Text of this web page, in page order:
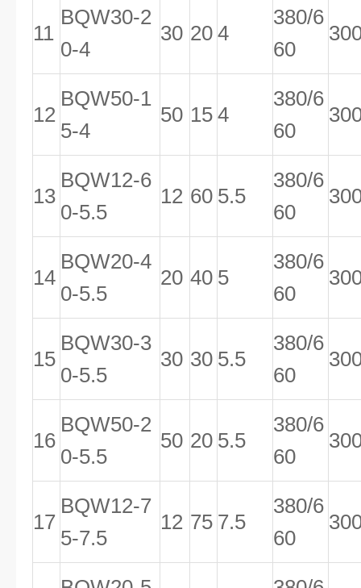
11
BQW30-2
0-4
30 20 4
380/6
60
12
BQW50-1
5-4
50 15 4
380/6
60
13
BQW12-6
0-5.5
12 60 5.5
380/6
60
14
BQW20-4
0-5.5
20 40 5
380/6
60
15
BQW30-3
0-5.5
30 30 5.5
380/6
60
16
BQW50-2
0-5.5
50 20 5.5
380/6
60
17
BQW12-7
5-7.5
12 75 7.5
380/6
60